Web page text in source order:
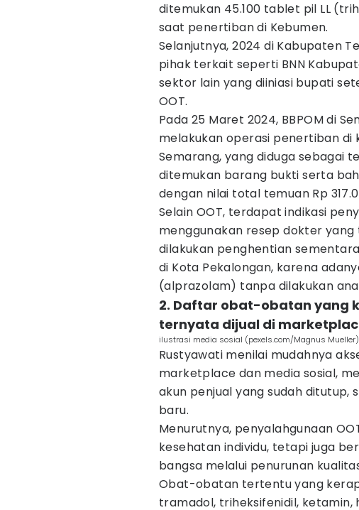
ditemukan 45.100 tablet pil LL
saat penertiban di Kebumen.
Selanjutnya, 2024 di Kabupaten
pihak terkait seperti BNN
sektor lain yang diiniasi bupati
OOT.
Pada 25 Maret 2024, BBPOM di
melakukan operasi penertiban di
Semarang, yang diduga sebagai
ditemukan barang bukti serta
dengan nilai total temuan Rp
Selain OOT, terdapat indikasi
menggunakan resep dokter yang
dilakukan penghentian
di Kota Pekalongan, karena
(alprazolam) tanpa dilakukan
2. Daftar obat-obatan yang
ternyata dijual di
ilustrasi media sosial (pexels.com/Magnus Mueller)
Rustyawati menilai mudahnya
marketplace dan media sosial,
akun penjual yang sudah ditutup,
baru.
Menurutnya, penyalahgunaan
kesehatan individu, tetapi juga
bangsa melalui penurunan
Obat-obatan tertentu yang
tramadol, triheksifenidil,